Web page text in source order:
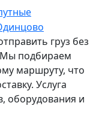
груз без
Мы подбираем
маршруту, что
Услуга
оборудования и